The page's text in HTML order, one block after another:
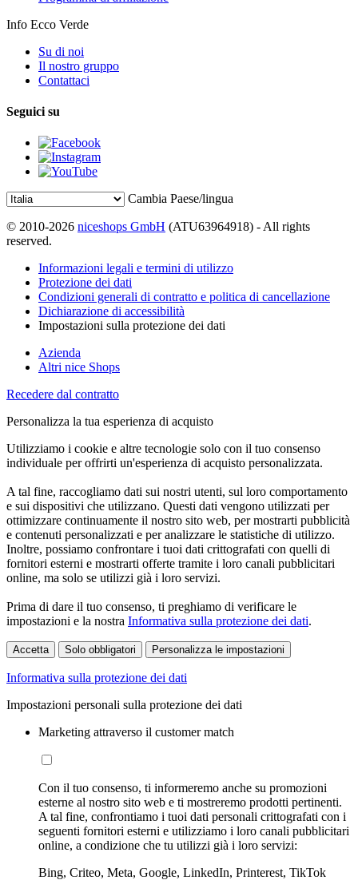
Info Ecco Verde
Su di noi
Il nostro gruppo
Contattaci
Seguici su
Cambia Paese/lingua
© 2010-2026 niceshops GmbH (ATU63964918) - All rights
reserved.
Informazioni legali e termini di utilizzo
Protezione dei dati
Condizioni generali di contratto e politica di cancellazione
Dichiarazione di accessibilità
Impostazioni sulla protezione dei dati
Azienda
Altri nice Shops
Recedere dal contratto
Personalizza la tua esperienza di acquisto
Utilizziamo i cookie e altre tecnologie solo con il tuo consenso
individuale per offrirti un'esperienza di acquisto personalizzata.
A tal fine, raccogliamo dati sui nostri utenti, sul loro comportamento
e sui dispositivi che utilizzano. Questi dati vengono utilizzati per
ottimizzare continuamente il nostro sito web, per mostrarti pubblicità
e contenuti personalizzati e per analizzare le statistiche di utilizzo.
Inoltre, possiamo confrontare i tuoi dati crittografati con quelli di
fornitori esterni e mostrarti offerte tramite i loro canali pubblicitari
online, ma solo se utilizzi già i loro servizi.
Prima di dare il tuo consenso, ti preghiamo di verificare le
impostazioni e la nostra Informativa sulla protezione dei dati.
Accetta Solo obbligatori Personalizza le impostazioni
Informativa sulla protezione dei dati
Impostazioni personali sulla protezione dei dati
Marketing attraverso il customer match
Con il tuo consenso, ti informeremo anche su promozioni
esterne al nostro sito web e ti mostreremo prodotti pertinenti.
A tal fine, confrontiamo i tuoi dati personali crittografati con i
seguenti fornitori esterni e utilizziamo i loro canali pubblicitari
online, a condizione che tu utilizzi già i loro servizi:
Bing, Criteo, Meta, Google, LinkedIn, Printerest, TikTok